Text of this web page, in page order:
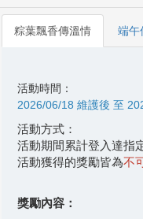
粽葉飄香傳溫情 端午
活動時間：
2026/06/18 維護後 至
活動方式：
活動期間累計登入達指
活動獲得的獎勵皆為不
獎勵內容：